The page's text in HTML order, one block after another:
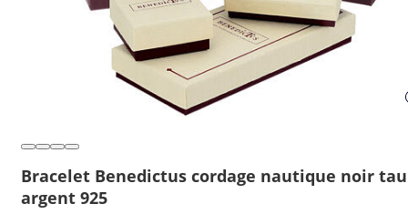
Bracelet Benedictus cordage nautique noir tau
argent 925